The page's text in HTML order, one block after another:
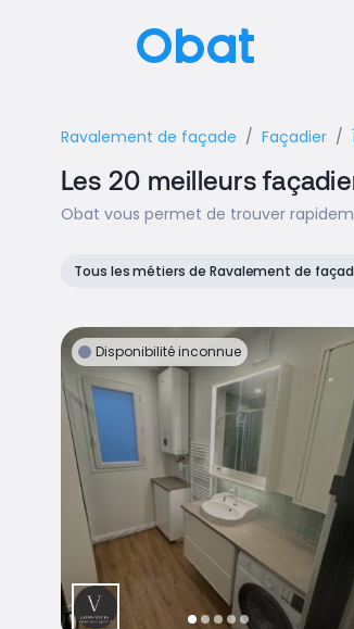
Ravalement de façade Façadier
Les 20 meilleurs
Obat vous permet de trouver
Tous les métiers de Ravalement de
Disponibilité inconnue